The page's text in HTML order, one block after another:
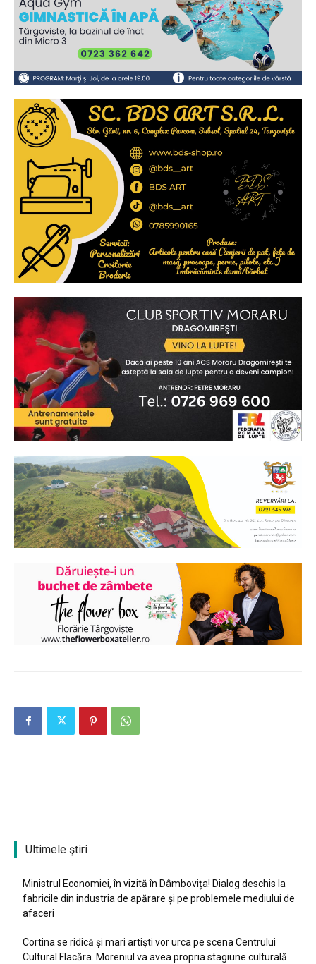
Ultimele ştiri
Ministrul Economiei, în vizită în Dâmbovița! Dialog deschis la
fabricile din industria de apărare și pe problemele mediului de
afaceri
Cortina se ridică și mari artiști vor urca pe scena Centrului
Cultural Flacăra. Moreniul va avea propria stagiune culturală